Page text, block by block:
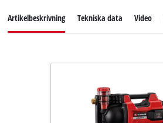
Artikelbeskrivning Tekniska data Video